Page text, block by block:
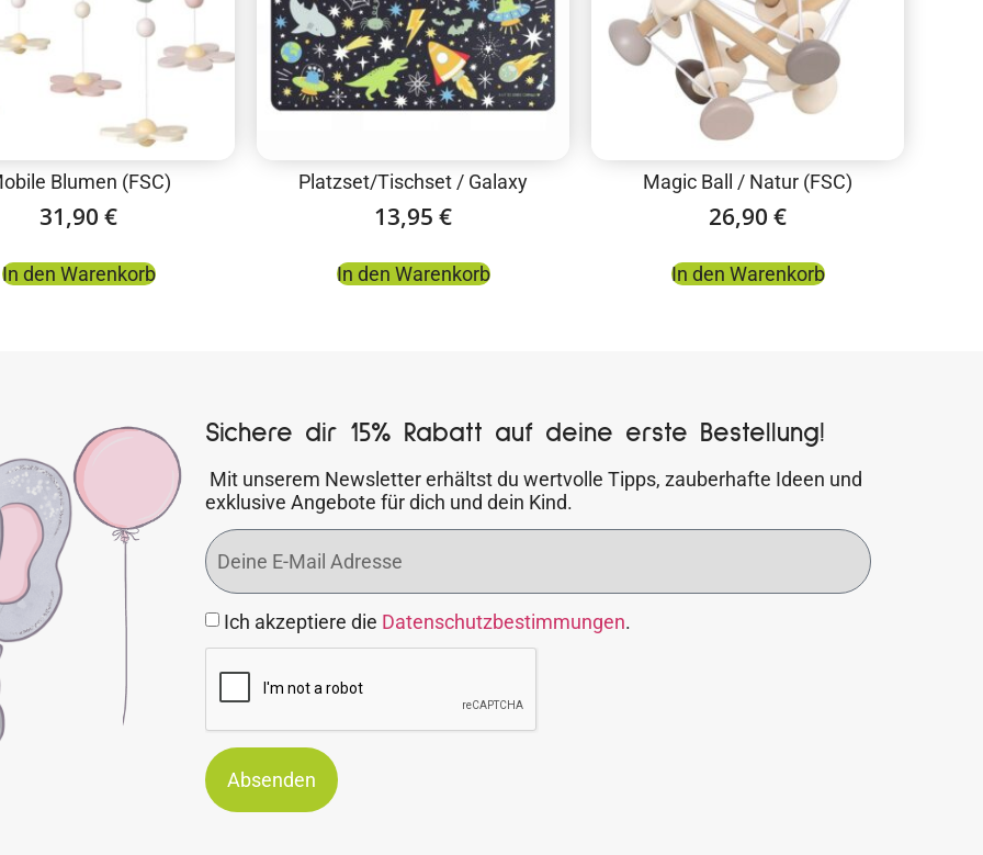
Blumen (FSC)
31,90 €
In den Warenkorb
Platzset/Tischset / Galaxy
13,95 €
In den Warenkorb
Magic Ball / Natur (FSC)
26,90 €
In den Warenkorb
Sichere dir 15% Rabatt auf deine erste Bestellung!
Mit unserem Newsletter erhältst du wertvolle Tipps, zauberhafte Ideen und
exklusive Angebote für dich und dein Kind.
Ich akzeptiere die Datenschutzbestimmungen.
Absenden